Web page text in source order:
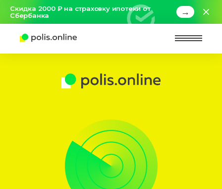
Скидка 2000 ₽ на страховку ипотеки от
Сбербанка
→